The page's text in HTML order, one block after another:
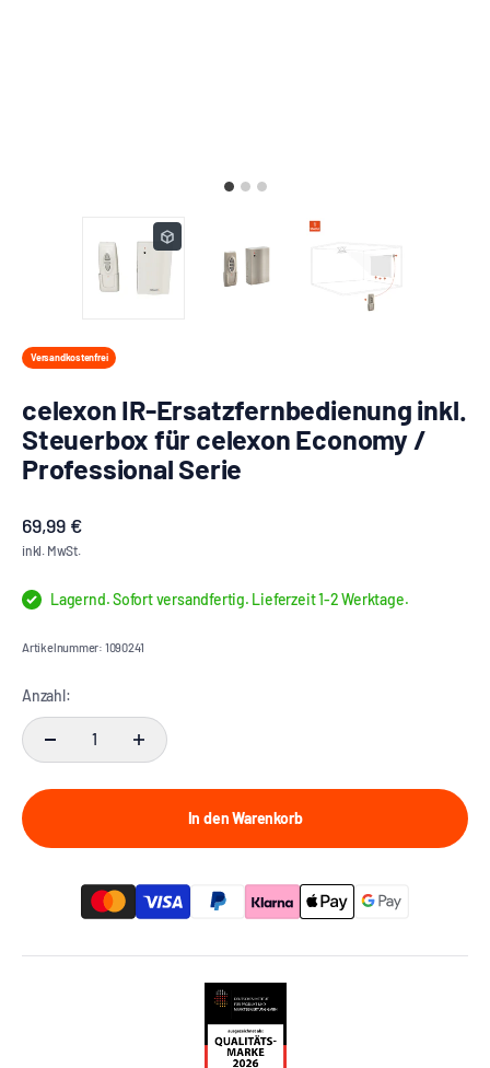
Versandkostenfrei
celexon IR-Ersatzfernbedienung inkl.
Steuerbox für celexon Economy /
Professional Serie
Angebot
69,99 €
inkl. MwSt.
Lagernd. Sofort versandfertig. Lieferzeit 1-2 Werktage.
Artikelnummer: 1090241
Anzahl:
In den Warenkorb